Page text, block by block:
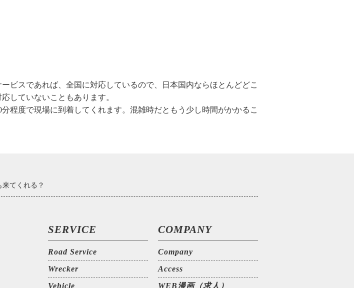
ビスであれば、全国に対応しているので、日本国内ならほとんどどこ
していないこともあります。
程度で現場に到着してくれます。混雑時だともう少し時間がかかるこ
てくれる？
SERVICE
Road Service
Wrecker
Vehicle
COMPANY
Company
Access
WEB漫画（求人）